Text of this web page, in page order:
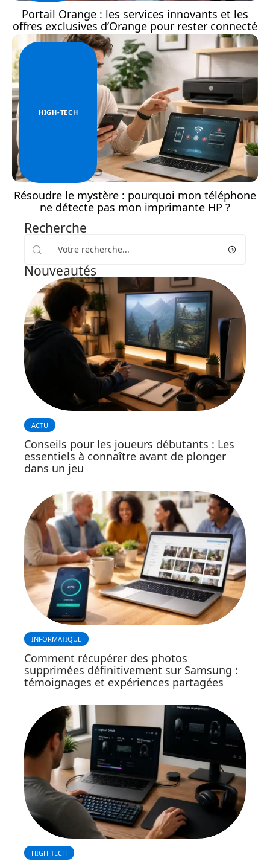
Portail Orange : les services innovants et les
offres exclusives d’Orange pour rester connecté
HIGH-TECH
Résoudre le mystère : pourquoi mon téléphone
ne détecte pas mon imprimante HP ?
Recherche
Nouveautés
ACTU
Conseils pour les joueurs débutants : Les
essentiels à connaître avant de plonger
dans un jeu
INFORMATIQUE
Comment récupérer des photos
supprimées définitivement sur Samsung :
témoignages et expériences partagées
HIGH-TECH